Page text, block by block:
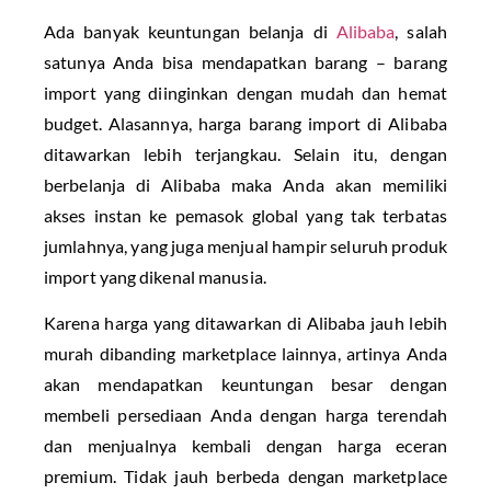
Ada banyak keuntungan belanja di Alibaba , salah
satunya Anda bisa mendapatkan barang – barang
import yang diinginkan dengan mudah dan hemat
budget. Alasannya, harga barang import di Alibaba
ditawarkan lebih terjangkau. Selain itu, dengan
berbelanja di Alibaba maka Anda akan memiliki
akses instan ke pemasok global yang tak terbatas
jumlahnya, yang juga menjual hampir seluruh produk
import yang dikenal manusia.
Karena harga yang ditawarkan di Alibaba jauh lebih
murah dibanding marketplace lainnya, artinya Anda
akan mendapatkan keuntungan besar dengan
membeli persediaan Anda dengan harga terendah
dan menjualnya kembali dengan harga eceran
premium. Tidak jauh berbeda dengan marketplace